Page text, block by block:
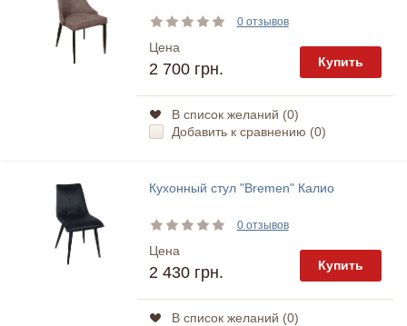
0 отзывов
Цена
2 700 грн. Купить
В список желаний (0)
Добавить к сравнению (0)
Кухонный стул "Bremen" Калио
0 отзывов
Цена
2 430 грн. Купить
В список желаний (0)